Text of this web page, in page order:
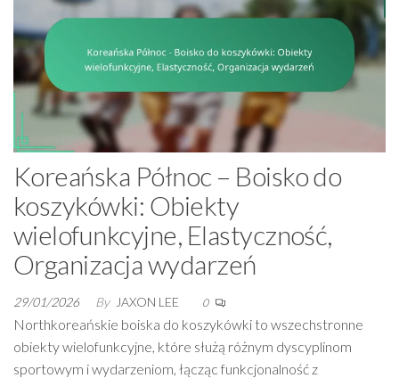
Koreańska Północ – Boisko do
koszykówki: Obiekty
wielofunkcyjne, Elastyczność,
Organizacja wydarzeń
29/01/2026 By JAXON LEE 0
Northkoreańskie boiska do koszykówki to wszechstronne
obiekty wielofunkcyjne, które służą różnym dyscyplinom
sportowym i wydarzeniom, łącząc funkcjonalność z